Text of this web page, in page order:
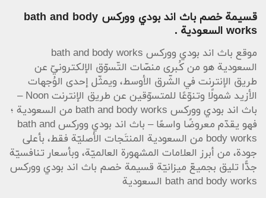
قسيمة خصم باث اند بودي ووركس bath and body
works السعودية .
موقع باث اند بودي ووركس bath and body works
السعودية هو من كُبرى منصّات التّسوّق الإلكترونيّ عن
طريق الإنترنت في الشّرق الأوسط، ويمثّل إحدى الوُجهات
الأزيد شمولًا وتنوّعًا للمتسوّقين عن طريق الإنترنت Noon –
باث اند بودي ووركس bath and body works من السعودية ؛
فهو يقدّم معروضًا واسعًا – باث اند بودي ووركس bath and
body works من السعودية المنتَجات الأصليّة فقط، بأعلى
جودة، من أبرز العلامات المشهورة العالميّة، وبأسعار تنافسيّة
جدًّا تليق بجميعّ ميزانيّة قسيمة خصم باث اند بودي ووركس
bath and body works السعودية